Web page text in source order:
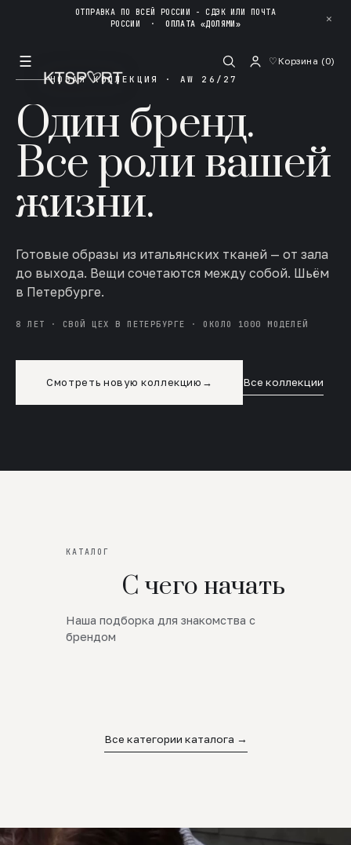
ОТПРАВКА ПО ВСЕЙ РОССИИ - СДЭК ИЛИ ПОЧТА
РОССИИ ·ОПЛАТА «ДОЛЯМИ» ✕
☰ ♡Корзина (0)
НОВАЯ КОЛЛЕКЦИЯ · AW 26/27
Один бренд.
Все роли вашей
жизни.
Готовые образы из итальянских тканей — от зала
до выхода. Вещи сочетаются между собой. Шьём
в Петербурге.
8 ЛЕТ · СВОЙ ЦЕХ В ПЕТЕРБУРГЕ · ОКОЛО 1000 МОДЕЛЕЙ
Смотреть новую коллекцию → Все коллекции
КАТАЛОГ
С чего начать
Наша подборка для знакомства с
брендом
Новинки
SALE
Все категории каталога →